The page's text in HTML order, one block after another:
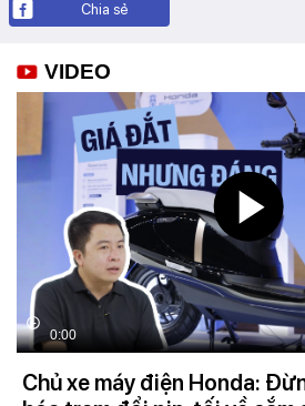
Chia sẻ
VIDEO
0:00
Chủ xe máy điện Honda: